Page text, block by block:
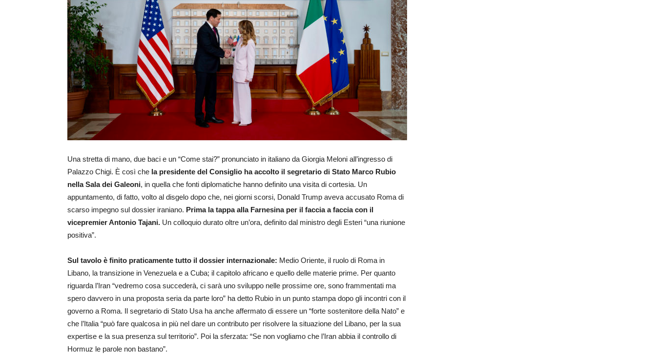
Una stretta di mano, due baci e un “Come stai?” pronunciato in italiano da Giorgia Meloni all’ingresso di
Palazzo Chigi. È così che la presidente del Consiglio ha accolto il segretario di Stato Marco Rubio
nella Sala dei Galeoni, in quella che fonti diplomatiche hanno definito una visita di cortesia. Un
appuntamento, di fatto, volto al disgelo dopo che, nei giorni scorsi, Donald Trump aveva accusato Roma di
scarso impegno sul dossier iraniano. Prima la tappa alla Farnesina per il faccia a faccia con il
vicepremier Antonio Tajani. Un colloquio durato oltre un’ora, definito dal ministro degli Esteri “una riunione
positiva”.
Sul tavolo è finito praticamente tutto il dossier internazionale: Medio Oriente, il ruolo di Roma in
Libano, la transizione in Venezuela e a Cuba; il capitolo africano e quello delle materie prime. Per quanto
riguarda l’Iran “vedremo cosa succederà, ci sarà uno sviluppo nelle prossime ore, sono frammentati ma
spero davvero in una proposta seria da parte loro” ha detto Rubio in un punto stampa dopo gli incontri con il
governo a Roma. Il segretario di Stato Usa ha anche affermato di essere un “forte sostenitore della Nato” e
che l’Italia “può fare qualcosa in più nel dare un contributo per risolvere la situazione del Libano, per la sua
expertise e la sua presenza sul territorio”. Poi la sferzata: “Se non vogliamo che l’Iran abbia il controllo di
Hormuz le parole non bastano”.